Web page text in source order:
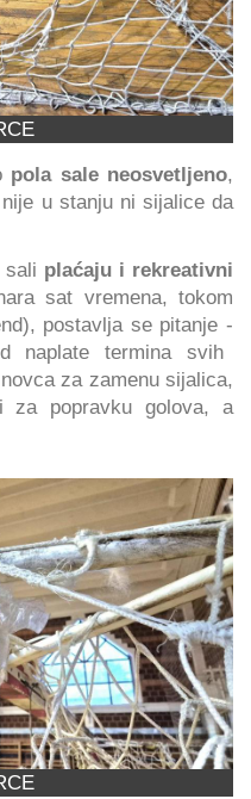
pola sale neosvetljeno,
u stanju ni sijalice da
sali plaćaju i rekreativni
sat vremena, tokom
postavlja se pitanje -
naplate termina svih
za zamenu sijalica,
za popravku golova, a